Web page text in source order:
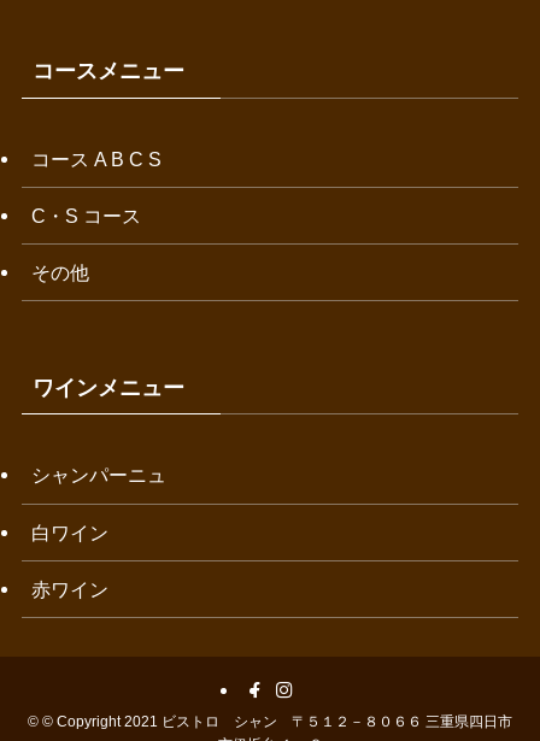
コースメニュー
コース A B C S
C・S コース
その他
ワインメニュー
シャンパーニュ
白ワイン
赤ワイン
© © Copyright 2021 ビストロ シャン 〒５１２－８０６６ 三重県四日市